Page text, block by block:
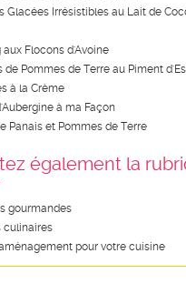
Glacées Irrésistibles au Lait de
aux Flocons d'Avoine
de Pommes de Terre au Piment
à la Crème
à ma Façon
Panais et Pommes de Terre
également la
gourmandes
culinaires
pour votre cuisine